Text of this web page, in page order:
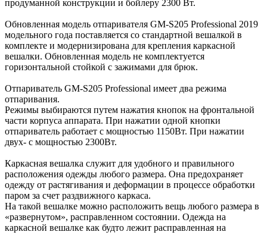
продуманной конструкции и бойлеру 2300 Вт.
Обновленная модель отпаривателя GM-S205 Professional 2019
модельного года поставляется со стандартной вешалкой в
комплекте и модернизирована для крепления каркасной
вешалки. Обновленная модель не комплектуется
горизонтальной стойкой с зажимами для брюк.
Отпариватель GM-S205 Professional имеет два режима
отпаривания.
Режимы выбираются путем нажатия кнопок на фронтальной
части корпуса аппарата. При нажатии одной кнопки
отпариватель работает с мощностью 1150Вт. При нажатии
двух- с мощностью 2300Вт.
Каркасная вешалка служит для удобного и правильного
расположения одежды любого размера. Она предохраняет
одежду от растягивания и деформации в процессе обработки
паром за счет раздвижного каркаса.
На такой вешалке можно расположить вещь любого размера в
«развернутом», расправленном состоянии. Одежда на
каркасной вешалке как будто лежит расправленная на